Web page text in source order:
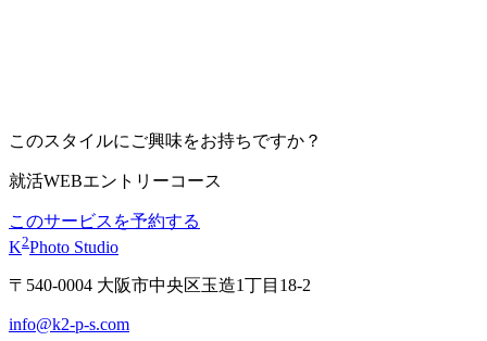
このスタイルにご興味をお持ちですか？
就活WEBエントリーコース
このサービスを予約する
K2Photo Studio
〒540-0004 大阪市中央区玉造1丁目18-2
info@k2-p-s.com